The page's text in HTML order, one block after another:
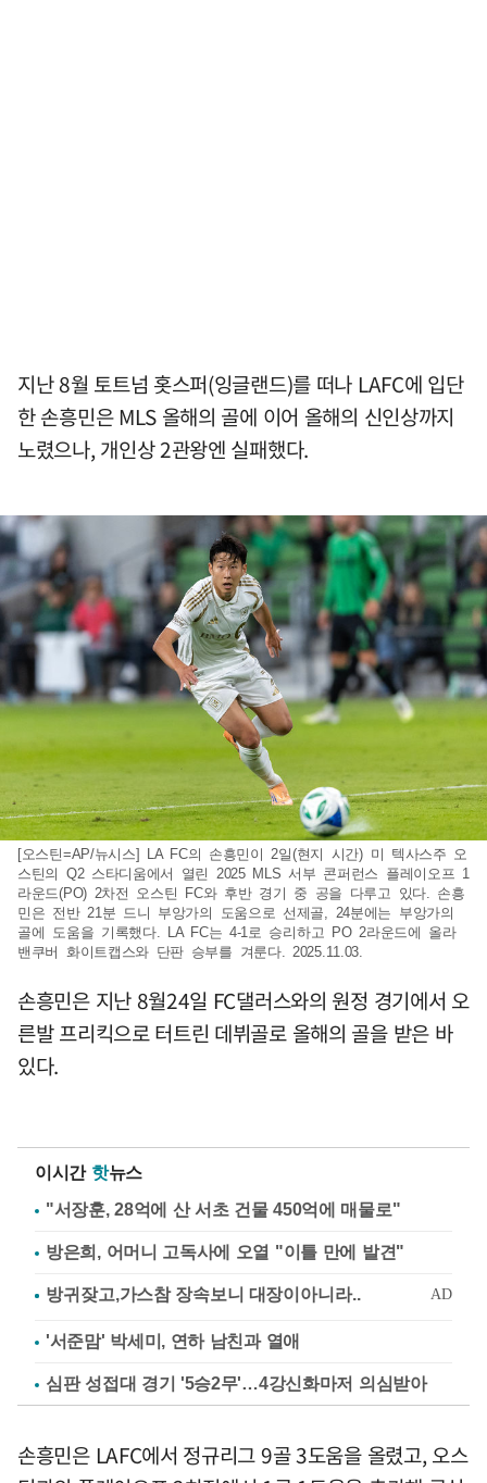
지난 8월 토트넘 홋스퍼(잉글랜드)를 떠나 LAFC에 입단
한 손흥민은 MLS 올해의 골에 이어 올해의 신인상까지
노렸으나, 개인상 2관왕엔 실패했다.
[오스틴=AP/뉴시스] LA FC의 손흥민이 2일(현지 시간) 미 텍사스주 오
스틴의 Q2 스타디움에서 열린 2025 MLS 서부 콘퍼런스 플레이오프 1
라운드(PO) 2차전 오스틴 FC와 후반 경기 중 공을 다루고 있다. 손흥
민은 전반 21분 드니 부앙가의 도움으로 선제골, 24분에는 부앙가의
골에 도움을 기록했다. LA FC는 4-1로 승리하고 PO 2라운드에 올라
밴쿠버 화이트캡스와 단판 승부를 겨룬다. 2025.11.03.
손흥민은 지난 8월24일 FC댈러스와의 원정 경기에서 오
른발 프리킥으로 터트린 데뷔골로 올해의 골을 받은 바
있다.
이시간 핫뉴스
"서장훈, 28억에 산 서초 건물 450억에 매물로"
방은희, 어머니 고독사에 오열 "이틀 만에 발견"
'서준맘' 박세미, 연하 남친과 열애
심판 성접대 경기 '5승2무'…4강신화마저 의심받아
손흥민은 LAFC에서 정규리그 9골 3도움을 올렸고, 오스